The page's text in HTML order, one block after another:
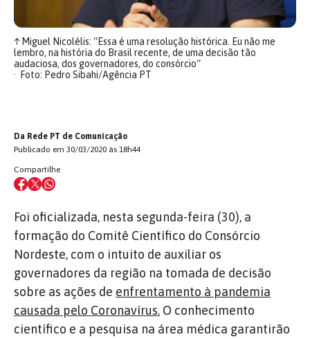
↑Miguel Nicolélis: “Essa é uma resolução histórica. Eu não me
lembro, na história do Brasil recente, de uma decisão tão
audaciosa, dos governadores, do consórcio“
Foto: Pedro Sibahi/Agência PT
Da Rede PT de Comunicação
Publicado em 30/03/2020 às 18h44
Compartilhe
Foi oficializada, nesta segunda-feira (30), a
formação do Comitê Científico do Consórcio
Nordeste, com o intuito de auxiliar os
governadores da região na tomada de decisão
sobre as ações de enfrentamento à pandemia
causada pelo Coronavírus. O conhecimento
científico e a pesquisa na área médica garantirão